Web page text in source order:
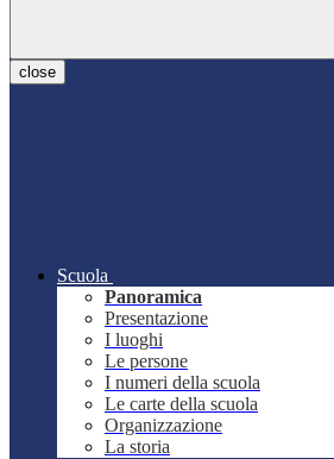
close
Scuola
Panoramica
Presentazione
I luoghi
Le persone
I numeri della scuola
Le carte della scuola
Organizzazione
La storia